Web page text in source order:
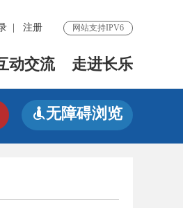
注册 网站支持IPV6
动交流 走进长乐
无障碍浏览